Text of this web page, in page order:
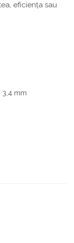
eficiența sau
mm